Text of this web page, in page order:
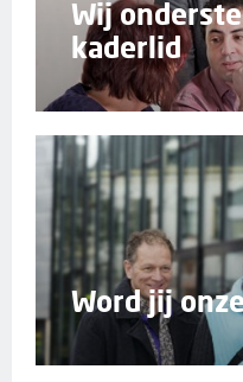
Wij
kaderlid
Word jij